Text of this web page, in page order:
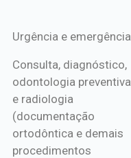
*Procedimentos Amil
Urgência e emergência
Consulta, diagnóstico,
odontologia preventiva
e radiologia
(documentação
ortodôntica e demais
procedimentos